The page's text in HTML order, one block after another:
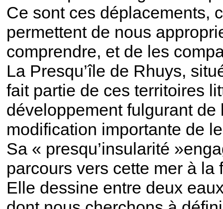
Ce sont ces déplacements,
permettent de nous
comprendre, et de les
La Presqu’île de Rhuys,
fait partie de ces territoires
développement fulgurant de
modification importante de
Sa « presqu’insularité
parcours vers cette mer à la
Elle dessine entre deux